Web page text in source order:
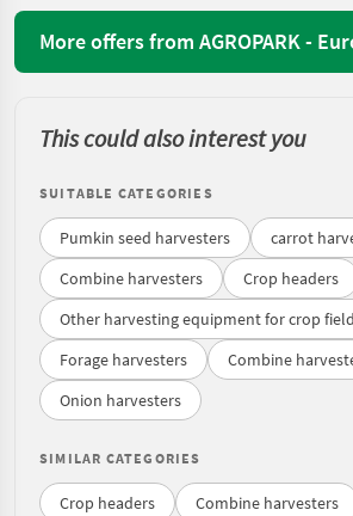
More offers from AGROPARK -
This could also interest you
SUITABLE CATEGORIES
Pumkin seed harvesters
carrot
Combine harvesters
Crop headers
Other harvesting equipment for crop
Forage harvesters
Combine
Onion harvesters
SIMILAR CATEGORIES
Crop headers
Combine harvesters